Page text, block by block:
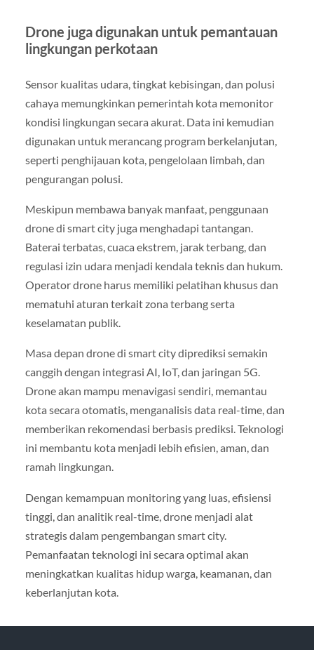
Drone juga digunakan untuk pemantauan
lingkungan perkotaan
Sensor kualitas udara, tingkat kebisingan, dan polusi
cahaya memungkinkan pemerintah kota memonitor
kondisi lingkungan secara akurat. Data ini kemudian
digunakan untuk merancang program berkelanjutan,
seperti penghijauan kota, pengelolaan limbah, dan
pengurangan polusi.
Meskipun membawa banyak manfaat, penggunaan
drone di smart city juga menghadapi tantangan.
Baterai terbatas, cuaca ekstrem, jarak terbang, dan
regulasi izin udara menjadi kendala teknis dan hukum.
Operator drone harus memiliki pelatihan khusus dan
mematuhi aturan terkait zona terbang serta
keselamatan publik.
Masa depan drone di smart city diprediksi semakin
canggih dengan integrasi AI, IoT, dan jaringan 5G.
Drone akan mampu menavigasi sendiri, memantau
kota secara otomatis, menganalisis data real-time, dan
memberikan rekomendasi berbasis prediksi. Teknologi
ini membantu kota menjadi lebih efisien, aman, dan
ramah lingkungan.
Dengan kemampuan monitoring yang luas, efisiensi
tinggi, dan analitik real-time, drone menjadi alat
strategis dalam pengembangan smart city.
Pemanfaatan teknologi ini secara optimal akan
meningkatkan kualitas hidup warga, keamanan, dan
keberlanjutan kota.